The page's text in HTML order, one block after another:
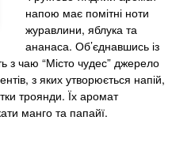
напою має помітні ноти
журавлини, яблука та
ананаса. Об’єднавшись із
з чаю “Місто чудес” джерело
з яких утворюється напій,
троянди. Їх аромат
манго та папайї.